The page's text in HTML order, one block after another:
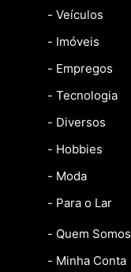
- Veículos
- Imóveis
- Empregos
- Tecnologia
- Diversos
- Hobbies
- Moda
- Para o Lar
- Quem Somos
- Minha Conta